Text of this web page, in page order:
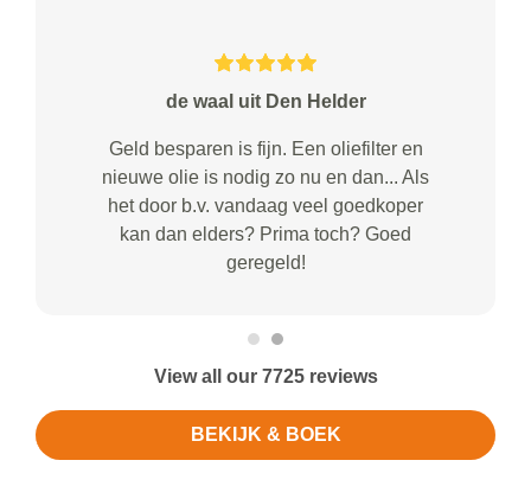
de waal uit Den Helder
Geld besparen is fijn. Een oliefilter en
nieuwe olie is nodig zo nu en dan... Als
het door b.v. vandaag veel goedkoper
kan dan elders? Prima toch? Goed
geregeld!
View all our 7725 reviews
BEKIJK & BOEK